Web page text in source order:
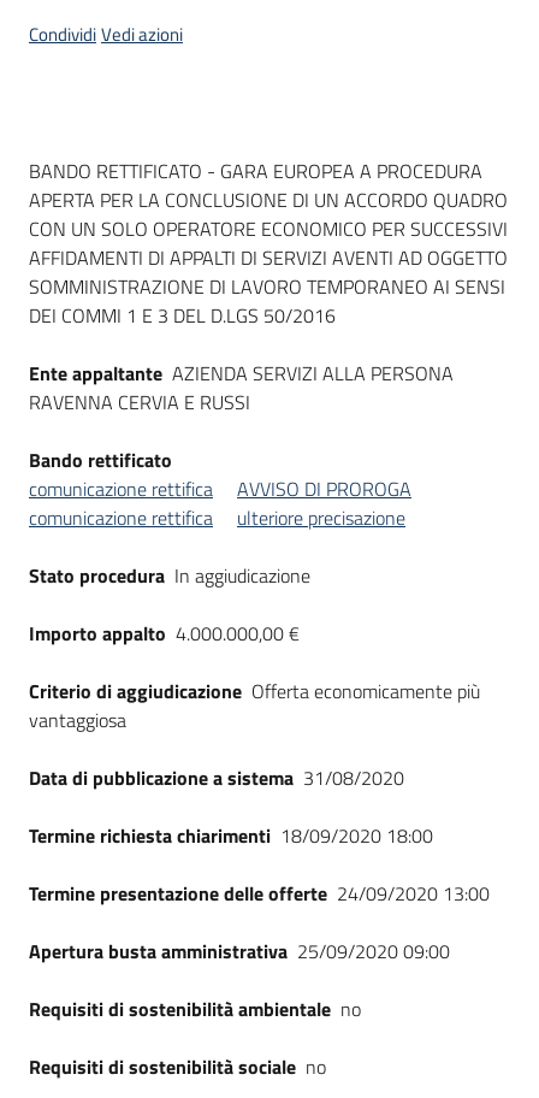
CondividiVedi azioni
Dati del bando
BANDO RETTIFICATO - GARA EUROPEA A PROCEDURA
APERTA PER LA CONCLUSIONE DI UN ACCORDO QUADRO
CON UN SOLO OPERATORE ECONOMICO PER SUCCESSIVI
AFFIDAMENTI DI APPALTI DI SERVIZI AVENTI AD OGGETTO
SOMMINISTRAZIONE DI LAVORO TEMPORANEO AI SENSI
DEI COMMI 1 E 3 DEL D.LGS 50/2016
Ente appaltante AZIENDA SERVIZI ALLA PERSONA
RAVENNA CERVIA E RUSSI
Bando rettificato
comunicazione rettifica
AVVISO DI PROROGA
comunicazione rettifica
ulteriore precisazione
Stato procedura In aggiudicazione
Importo appalto 4.000.000,00 €
Criterio di aggiudicazione Offerta economicamente più
vantaggiosa
Data di pubblicazione a sistema 31/08/2020
Termine richiesta chiarimenti 18/09/2020 18:00
Termine presentazione delle offerte 24/09/2020 13:00
Apertura busta amministrativa 25/09/2020 09:00
Requisiti di sostenibilità ambientale no
Requisiti di sostenibilità sociale no